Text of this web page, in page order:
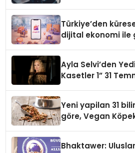
Türkiye’den
dijital ekonomi ile
Ayla Selvi’den
Kasetler 1” 31
Yeni yapilan 31
göre, Vegan
Bhaktawer: